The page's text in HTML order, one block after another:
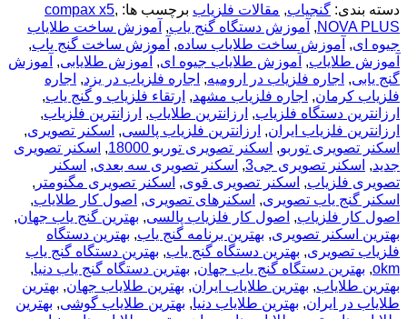
دسته بندی: گنجیاب, مقالات فلزیاب برچسب ها: compax x5,
NOVA PLUS
, آموزش دستگاه گنج یاب, آموزش ساخت طلایاب
جیوه ای, آموزش ساخت طلایاب ساده, آموزش ساخت گنج یاب,
آموزش طلایاب, آموزش طلایاب جیوه ای, آموزش طلایابی, آموزش
گنج یابی, اجاره فلزیاب در ارومیه, اجاره فلزیاب در یزد, اجاره
فلزیاب کرمان, اجاره فلزیاب مشهد, ارتقاء فلزیاب و گنج یاب,
ارزانترین دستگاه فلزیاب, ارزانترین طلایاب, ارزانترین فلزیاب,
ارزانترین فلزیاب ایران, ارزانترین فلزیاب پالسی, اسکنر تصویری,
اسکنر تصویری توربو, اسکنر تصویری توربو 18000 , اسکنر تصویری
جدید, اسکنر تصویری جی3 , اسکنر تصویری سه بعدی, اسکنر
تصویری فلزیاب, اسکنر تصویری قوی, اسکنر تصویری مگنومتر ,
اسکنر گنج یاب تصویری, اسکنرهای تصویری, اصول کار طلایاب,
اصول کار فلزیاب, اصول کار فلزیاب پالسی, بهترين گنج ياب جهان,
بهترین اسکنر تصویری, بهترین برنامه گنج یاب, بهترین دستگاه
فلزیاب تصویری, بهترین دستگاه گنج یاب, بهترین دستگاه گنج یاب
okm
, بهترین دستگاه گنج یاب جهان, بهترین دستگاه گنج یاب دنیا,
بهترین طلایاب, بهترین طلایاب ایران, بهترین طلایاب جهان, بهترین
طلایاب در ایران, بهترین طلایاب دنیا, بهترین طلایاب گوشی, بهترین